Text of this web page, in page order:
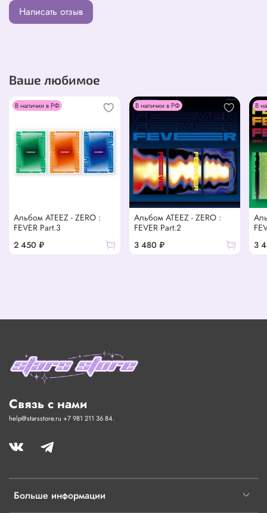
Написать отзыв
Ваше любимое
В наличии в РФ
Альбом ATEEZ - ZERO :
FEVER Part.3
2 450 ₽
В наличии в РФ
Альбом ATEEZ - ZERO :
FEVER Part.2
3 480 ₽
В
3
Больше информации
Связь с нами
help@starsstore.ru +7 981 211 36 84.